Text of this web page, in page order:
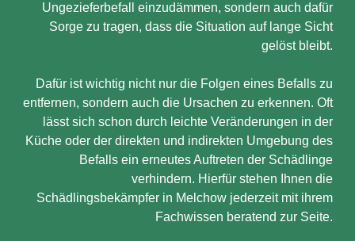
Ungezieferbefall einzudämmen, sondern auch dafür
Sorge zu tragen, dass die Situation auf lange Sicht
gelöst bleibt.
Dafür ist wichtig nicht nur die Folgen eines Befalls zu
entfernen, sondern auch die Ursachen zu erkennen. Oft
lässt sich schon durch leichte Veränderungen in der
Küche oder der direkten und indirekten Umgebung des
Befalls ein erneutes Auftreten der Schädlinge
verhindern. Hierfür stehen Ihnen die
Schädlingsbekämpfer in Melchow jederzeit mit ihrem
Fachwissen beratend zur Seite.